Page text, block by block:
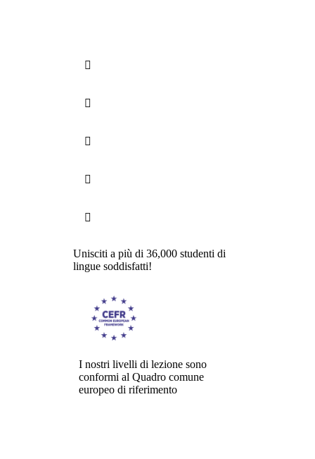





Unisciti a più di 36,000 studenti di
lingue soddisfatti!
I nostri livelli di lezione sono
conformi al Quadro comune
europeo di riferimento